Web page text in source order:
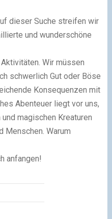
dieser Suche streifen wir
und wunderschöne
Wir müssen
schwerlich Gut oder Böse
Konsequenzen mit
Abenteuer liegt vor uns,
magischen Kreaturen
Menschen. Warum
anfangen!